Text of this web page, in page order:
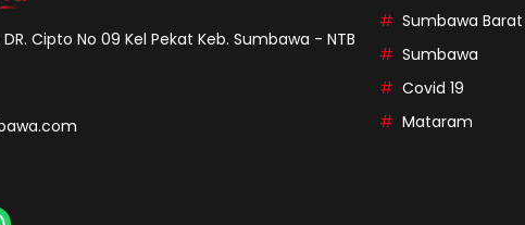
Cipto No 09 Kel Pekat Keb. Sumbawa - NTB
Sumbawa Barat
Sumbawa
Covid 19
Mataram